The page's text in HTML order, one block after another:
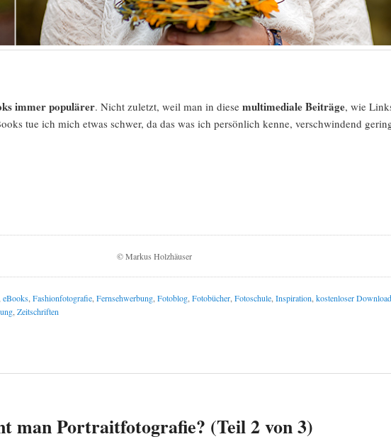
immer populärer. Nicht zuletzt, weil man in diesemultimediale Beiträge, wie
tue ich mich etwas schwer, da das was ich persönlich kenne, verschwindend
© Markus Holzhäuser
,eBooks ,Fashionfotografie ,Fernsehwerbung ,Fotoblog ,Fotobücher ,Fotoschule ,Inspiration ,kostenloser Download
,Zeitschriften
man Portraitfotografie? (Teil 2 von 3)